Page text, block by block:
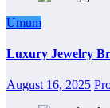
Umum
Luxury Jewelry
August 16, 2025